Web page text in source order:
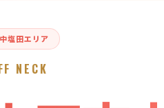
塩田エリア
NECK